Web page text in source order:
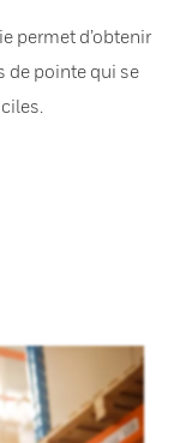
permet d’obtenir
de pointe qui se